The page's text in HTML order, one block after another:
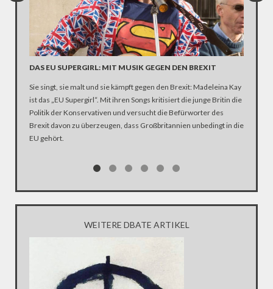
DAS EU SUPERGIRL: MIT MUSIK GEGEN DEN BREXIT
Sie singt, sie malt und sie kämpft gegen den Brexit: Madeleina Kay
ist das „EU Supergirl“. Mit ihren Songs kritisiert die junge Britin die
Politik der Konservativen und versucht die Befürworter des
Brexit davon zu überzeugen, dass Großbritannien unbedingt in die
EU gehört.
WEITERE DBATE ARTIKEL